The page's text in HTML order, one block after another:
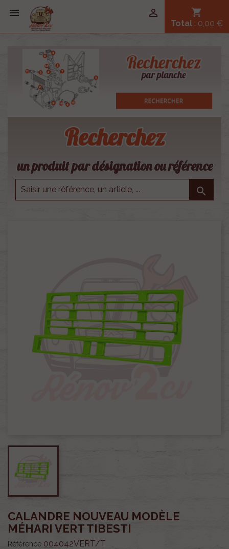
 shopping_cart
Total : 0,00 €

Recherchez
un produit par désignation ou référence

CALANDRE NOUVEAU MODÈLE
MÉHARI VERT TIBESTI
Référence 004042VERT/T